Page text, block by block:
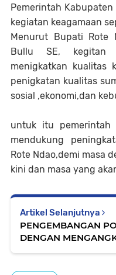
Pemerintah
kegiatan keagamaan
Menurut Bupati Rote
Bullu SE, kegitan
menigkatkan kualitas
penigkatan kualitas
sosial ,ekonomi,dan
untuk itu pemerintah
mendukung
Rote Ndao,demi masa
kini dan masa yang
Artikel Selanjutnya
PENGEMBANGAN
DENGAN